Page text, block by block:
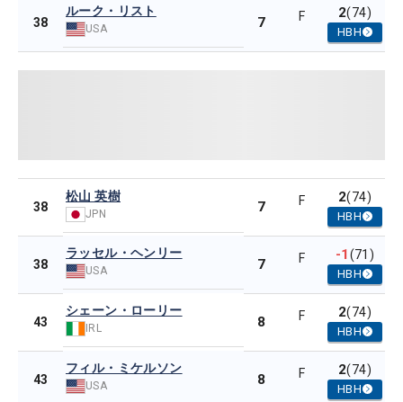
38
ルーク・リスト
USA 7 F 2(74)
HBH
38
松山 英樹
JPN 7 F 2(74)
HBH
38
ラッセル・ヘンリー
USA 7 F -1(71)
HBH
43
シェーン・ローリー
IRL 8 F 2(74)
HBH
43
フィル・ミケルソン
USA 8 F 2(74)
HBH